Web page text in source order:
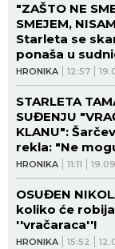
HRONIKA 12:57
"ZAŠTO NE
SMEJEM,
Starleta se
ponaša u
raspravu i s
ubijenog:
HRONIKA 11:11
STARLETA
SUĐENJU
KLANU":
rekla: "Ne
gledam"
HRONIKA 15:52
OSUĐEN
koliko će
''vračaraca''!